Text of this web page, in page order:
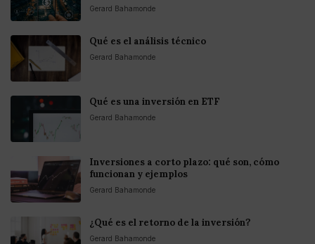
Gerard Bahamonde
Qué es el análisis técnico
Gerard Bahamonde
Qué es una inversión en ETF
Gerard Bahamonde
Inversiones a corto plazo: qué son, cómo
funcionan y ejemplos
Gerard Bahamonde
¿Qué es el retorno de la inversión?
Gerard Bahamonde